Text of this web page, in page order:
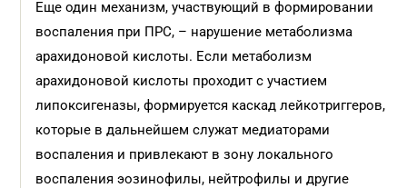
Еще один механизм, участвующий в формировании
воспаления при ПРС, – нарушение метаболизма
арахидоновой кислоты. Если метаболизм
арахидоновой кислоты проходит с участием
липоксигеназы, формируется каскад лейкотриггеров,
которые в дальнейшем служат медиаторами
воспаления и привлекают в зону локального
воспаления эозинофилы, нейтрофилы и другие